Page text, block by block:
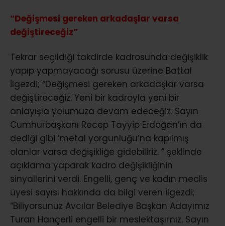
“Değişmesi gereken arkadaşlar varsa
değiştireceğiz”
Tekrar seçildiği takdirde kadrosunda değişiklik
yapıp yapmayacağı sorusu üzerine Battal
İlgezdi; “Değişmesi gereken arkadaşlar varsa
değiştireceğiz. Yeni bir kadroyla yeni bir
anlayışla yolumuza devam edeceğiz. Sayın
Cumhurbaşkanı Recep Tayyip Erdoğan’ın da
dediği gibi ‘metal yorgunluğu’na kapılmış
olanlar varsa değişikliğe gidebiliriz. “ şeklinde
açıklama yaparak kadro değişikliğinin
sinyallerini verdi. Engelli, genç ve kadın meclis
üyesi sayısı hakkında da bilgi veren İlgezdi;
“Biliyorsunuz Avcılar Belediye Başkan Adayımız
Turan Hançerli engelli bir meslektaşımız. Sayın